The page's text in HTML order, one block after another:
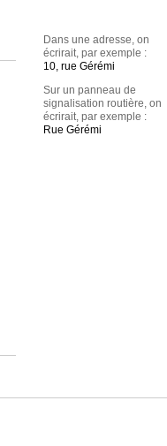
Dans une adresse, on
écrirait, par exemple :
10, rue Gérémi
Sur un panneau de
signalisation routière, on
écrirait, par exemple :
Rue Gérémi